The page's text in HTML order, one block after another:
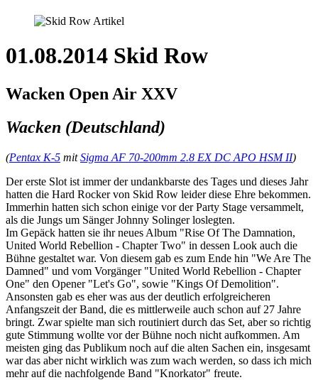
01.08.2014 Skid Row
Wacken Open Air XXV
Wacken (Deutschland)
(Pentax K-5 mitSigma AF 70-200mm 2.8 EX DC APO HSM II)
Der erste Slot ist immer der undankbarste des Tages und dieses Jahr
hatten die Hard Rocker von Skid Row leider diese Ehre bekommen.
Immerhin hatten sich schon einige vor der Party Stage versammelt,
als die Jungs um Sänger Johnny Solinger loslegten.
Im Gepäck hatten sie ihr neues Album "Rise Of The Damnation,
United World Rebellion - Chapter Two" in dessen Look auch die
Bühne gestaltet war. Von diesem gab es zum Ende hin "We Are The
Damned" und vom Vorgänger "United World Rebellion - Chapter
One" den Opener "Let's Go", sowie "Kings Of Demolition".
Ansonsten gab es eher was aus der deutlich erfolgreicheren
Anfangszeit der Band, die es mittlerweile auch schon auf 27 Jahre
bringt. Zwar spielte man sich routiniert durch das Set, aber so richtig
gute Stimmung wollte vor der Bühne noch nicht aufkommen. Am
meisten ging das Publikum noch auf die alten Sachen ein, insgesamt
war das aber nicht wirklich was zum wach werden, so dass ich mich
mehr auf die nachfolgende Band "Knorkator" freute.